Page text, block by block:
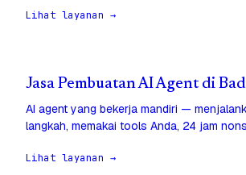
Lihat layanan →
Jasa Pembuatan AI Agent di
AI agent yang bekerja mandiri —
langkah, memakai tools Anda, 24 jam
Lihat layanan →